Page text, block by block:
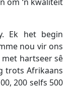
Ek het begin
nou vir ons
hartseer sê
trots Afrikaans
200 selfs 500